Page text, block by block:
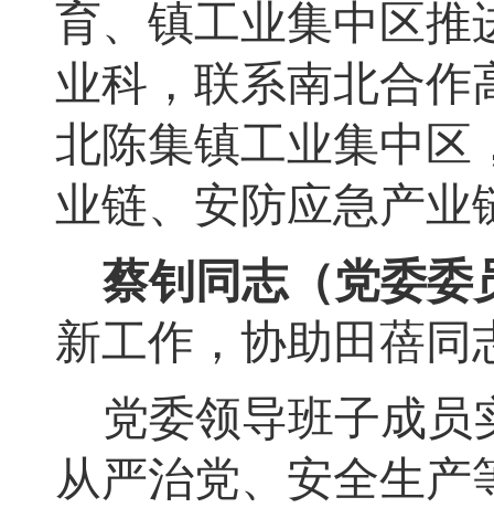
育、镇工业集中区推
业科 ， 联系南北合作
北陈集镇工业集中区
业链、安防应急产业
蔡钊同志（党委委
新工作 ， 协助田蓓同
党委领导班子成员
从严治党、安全生产